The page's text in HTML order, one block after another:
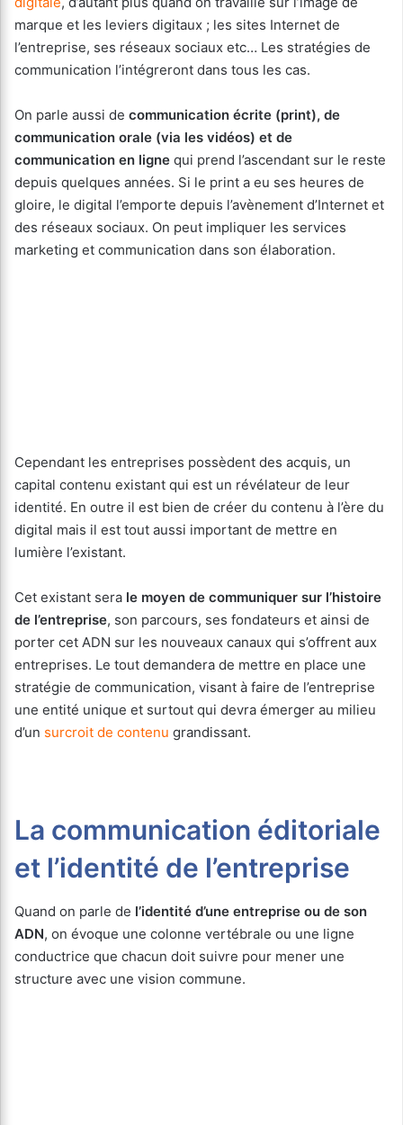
marque et les leviers digitaux ; les sites Internet de
l’entreprise, ses réseaux sociaux etc… Les stratégies de
communication l’intégreront dans tous les cas.
On parle aussi de communication écrite (print), de
communication orale (via les vidéos) et de
communication en ligne qui prend l’ascendant sur le reste
depuis quelques années. Si le print a eu ses heures de
gloire, le digital l’emporte depuis l’avènement d’Internet et
des réseaux sociaux. On peut impliquer les services
marketing et communication dans son élaboration.
Cependant les entreprises possèdent des acquis, un
capital contenu existant qui est un révélateur de leur
identité. En outre il est bien de créer du contenu à l’ère du
digital mais il est tout aussi important de mettre en
lumière l’existant.
Cet existant sera le moyen de communiquer sur l’histoire
de l’entreprise, son parcours, ses fondateurs et ainsi de
porter cet ADN sur les nouveaux canaux qui s’offrent aux
entreprises. Le tout demandera de mettre en place une
stratégie de communication, visant à faire de l’entreprise
une entité unique et surtout qui devra émerger au milieu
d’un surcroit de contenu grandissant.
La communication éditoriale
et l’identité de l’entreprise
Quand on parle de l’identité d’une entreprise ou de son
ADN, on évoque une colonne vertébrale ou une ligne
conductrice que chacun doit suivre pour mener une
structure avec une vision commune.